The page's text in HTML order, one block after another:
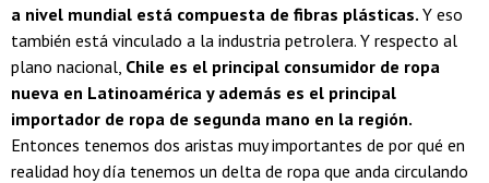
a nivel mundial está compuesta de fibras plásticas. Y eso
también está vinculado a la industria petrolera. Y respecto al
plano nacional, Chile es el principal consumidor de ropa
nueva en Latinoamérica y además es el principal
importador de ropa de segunda mano en la región.
Entonces tenemos dos aristas muy importantes de por qué en
realidad hoy día tenemos un delta de ropa que anda circulando